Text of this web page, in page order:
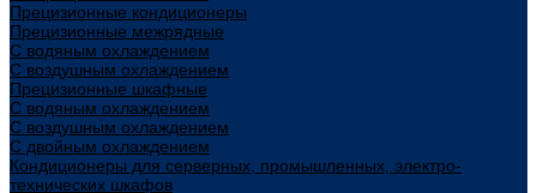
Прецизионные кондиционеры
Прецизионные межрядные
С водяным охлаждением
С воздушным охлаждением
Прецизионные шкафные
С водяным охлаждением
С воздушным охлаждением
С двойным охлаждением
Кондиционеры для серверных, промышленных, электро-
технических шкафов